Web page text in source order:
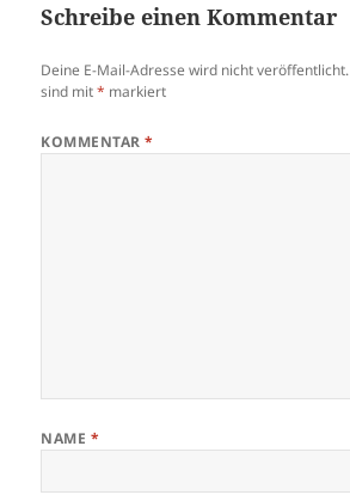
Schreibe einen Kommentar
Deine E-Mail-Adresse wird nicht veröffentlicht.
sind mit* markiert
KOMMENTAR*
NAME *